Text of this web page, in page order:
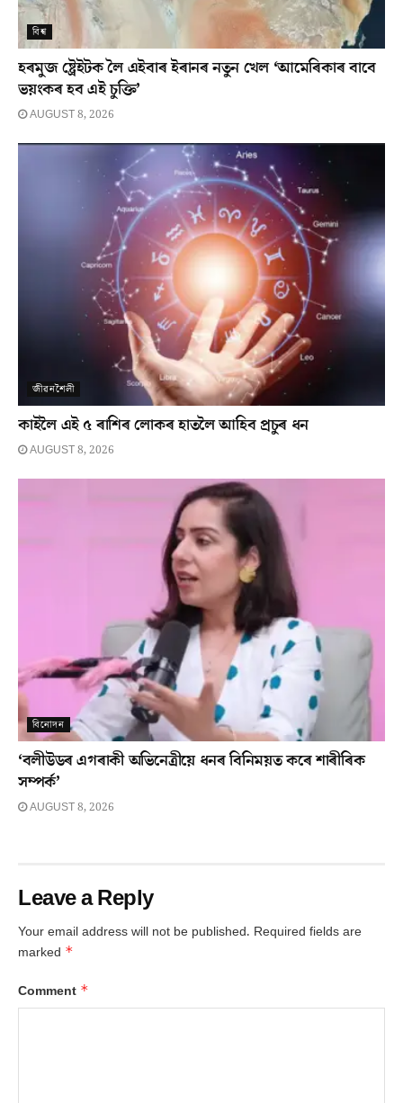
বিশ্ব
হৰমুজ ষ্ট্ৰেইটক লৈ এইবাৰ ইৰানৰ নতুন খেল ‘আমেৰিকাৰ বাবে
ভয়ংকৰ হব এই চুক্তি’
AUGUST 8, 2026
জীৱনশৈলী
কাইলৈ এই ৫ ৰাশিৰ লোকৰ হাতলৈ আহিব প্ৰচুৰ ধন
AUGUST 8, 2026
বিনোদন
‘বলীউডৰ এগৰাকী অভিনেত্ৰীয়ে ধনৰ বিনিময়ত কৰে শাৰীৰিক
সম্পৰ্ক’
AUGUST 8, 2026
Leave a Reply
Your email address will not be published. Required fields are
marked *
Comment *